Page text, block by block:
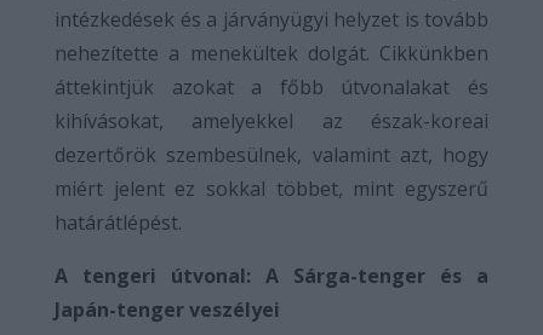
intézkedések és a járványügyi helyzet is tovább
nehezítette a menekültek dolgát. Cikkünkben
áttekintjük azokat a főbb útvonalakat és
kihívásokat, amelyekkel az észak-koreai
dezertőrök szembesülnek, valamint azt, hogy
miért jelent ez sokkal többet, mint egyszerű
határátlépést.
A tengeri útvonal: A Sárga-tenger és a
Japán-tenger veszélyei